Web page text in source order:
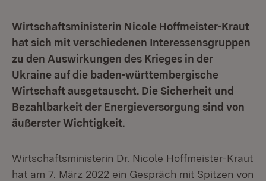
Wirtschaftsministerin Nicole Hoffmeister-Kraut
hat sich mit verschiedenen Interessensgruppen
zu den Auswirkungen des Krieges in der
Ukraine auf die baden-württembergische
Wirtschaft ausgetauscht. Die Sicherheit und
Bezahlbarkeit der Energieversorgung sind von
äußerster Wichtigkeit.
Wirtschaftsministerin Dr. Nicole Hoffmeister-Kraut
hat am 7. März 2022 ein Gespräch mit Spitzen von